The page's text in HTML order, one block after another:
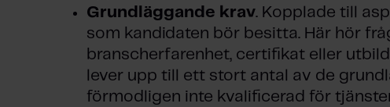
Grundläggande krav. Kopplade till
som kandidaten bör besitta. Här hör
branscherfarenhet, certifikat eller
lever upp till ett stort antal av de
förmodligen inte kvalificerad för